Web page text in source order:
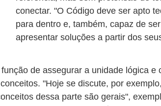
conectar. "O Código deve ser apto
para dentro e, também, capaz de
apresentar soluções a partir dos
de assegurar a unidade lógica
"Hoje se discute, por
dessa parte são gerais",